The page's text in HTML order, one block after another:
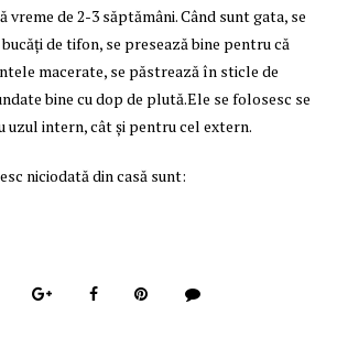
vreme de 2-3 săptămâni. Când sunt gata, se
de tifon, se presează bine pentru că
macerate, se păstrează în sticle de
bine cu dop de plută.Ele se folosesc se
intern, cât şi pentru cel extern.
niciodată din casă sunt: